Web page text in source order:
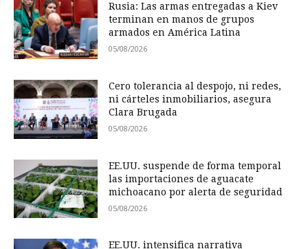
Rusia: Las armas entregadas a Kiev
terminan en manos de grupos
armados en América Latina
05/08/2026
Cero tolerancia al despojo, ni redes,
ni cárteles inmobiliarios, asegura
Clara Brugada
05/08/2026
EE.UU. suspende de forma temporal
las importaciones de aguacate
michoacano por alerta de seguridad
05/08/2026
EE.UU. intensifica narrativa